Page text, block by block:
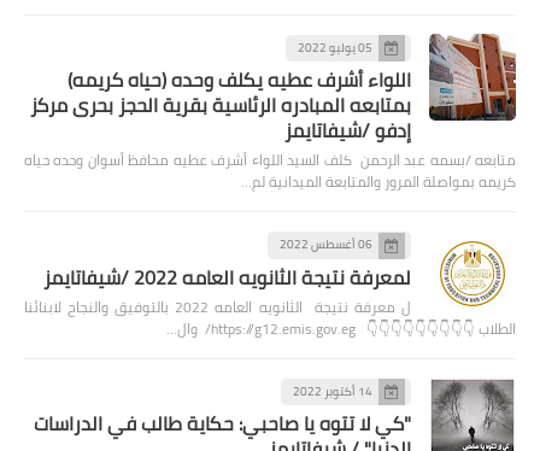
05 يوليو 2022
اللواء أشرف عطيه يكلف وحده (حياه كريمه)
بمتابعه المبادره الرئاسية بقرية الحجز بحرى مركز
إدفو /شيفاتايمز
متابعه /بسمه عبد الرحمن كلف السيد اللواء أشرف عطيه محافظ أسوان وحده حياه
كريمه بمواصلة المرور والمتابعة الميدانية لم…
06 أغسطس 2022
لمعرفة نتيجة الثانويه العامه 2022 /شيفاتايمز
ل معرفة نتيجة الثانويه العامه 2022 بالتوفيق والنجاح لابنائنا
الطلاب 👇👇👇👇👇👇👇👇👇 https://g12.emis.gov.eg/ وال…
14 أكتوبر 2022
"كي لا تتوه يا صاحبي: حكاية طالب في الدراسات